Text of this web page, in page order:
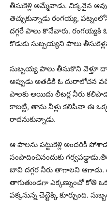
తీసుకెళ్లి అమ్మేవాడు. చిక్కనైన
తెచ్చుకున్నాడు రంగయ్య,
దగ్గరే పాలు కొనేవారు.
కొడుకు సుబ్బయ్యని పాలు
సుబ్బయ్య పాలు తీసుకొని వెళ్తూ
అప్పుడు అతడికి ఓ దురాలోచన
పాలకు అయిదు లీటర్ల నీరు
కాబట్టి, తాను నీళ్లు కలిపినా ఈ
రాదనుకున్నాడు.
ఆ పాలను పట్టుకెళ్లి అందరికీ
సంపాదించినందుకు గర్వపడ్డాడు.
బావి దగ్గర నీరు తాగాలని ఆగాడు.
తాగుతుండగా ఎక్కణ్నుంచో కోతి
పక్కనున్న చెట్టెక్కి కూర్చుంది.